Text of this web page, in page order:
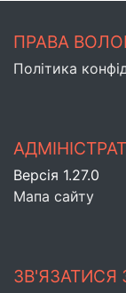
ПРАВА
Політика
Версія 1.27.0
Мапа сайту
ЗВ'ЯЗАТИСЯ